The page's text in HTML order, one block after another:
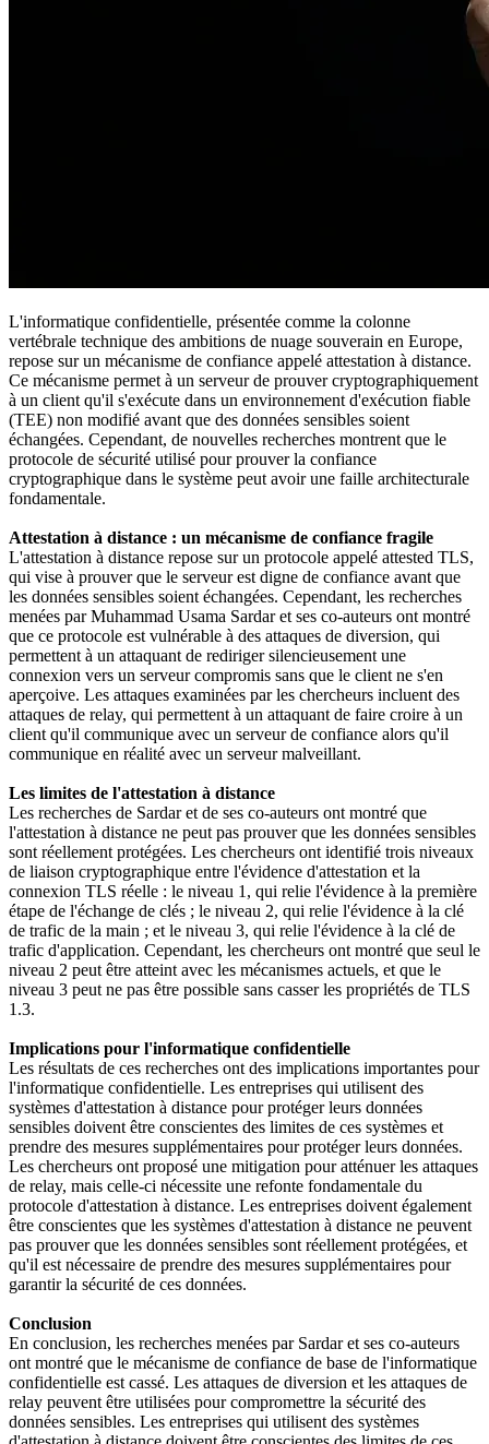
L'informatique confidentielle, présentée comme la colonne
vertébrale technique des ambitions de nuage souverain en Europe,
repose sur un mécanisme de confiance appelé attestation à distance.
Ce mécanisme permet à un serveur de prouver cryptographiquement
à un client qu'il s'exécute dans un environnement d'exécution fiable
(TEE) non modifié avant que des données sensibles soient
échangées. Cependant, de nouvelles recherches montrent que le
protocole de sécurité utilisé pour prouver la confiance
cryptographique dans le système peut avoir une faille architecturale
fondamentale.
Attestation à distance : un mécanisme de confiance fragile
L'attestation à distance repose sur un protocole appelé attested TLS,
qui vise à prouver que le serveur est digne de confiance avant que
les données sensibles soient échangées. Cependant, les recherches
menées par Muhammad Usama Sardar et ses co-auteurs ont montré
que ce protocole est vulnérable à des attaques de diversion, qui
permettent à un attaquant de rediriger silencieusement une
connexion vers un serveur compromis sans que le client ne s'en
aperçoive. Les attaques examinées par les chercheurs incluent des
attaques de relay, qui permettent à un attaquant de faire croire à un
client qu'il communique avec un serveur de confiance alors qu'il
communique en réalité avec un serveur malveillant.
Les limites de l'attestation à distance
Les recherches de Sardar et de ses co-auteurs ont montré que
l'attestation à distance ne peut pas prouver que les données sensibles
sont réellement protégées. Les chercheurs ont identifié trois niveaux
de liaison cryptographique entre l'évidence d'attestation et la
connexion TLS réelle : le niveau 1, qui relie l'évidence à la première
étape de l'échange de clés ; le niveau 2, qui relie l'évidence à la clé
de trafic de la main ; et le niveau 3, qui relie l'évidence à la clé de
trafic d'application. Cependant, les chercheurs ont montré que seul le
niveau 2 peut être atteint avec les mécanismes actuels, et que le
niveau 3 peut ne pas être possible sans casser les propriétés de TLS
1.3.
Implications pour l'informatique confidentielle
Les résultats de ces recherches ont des implications importantes pour
l'informatique confidentielle. Les entreprises qui utilisent des
systèmes d'attestation à distance pour protéger leurs données
sensibles doivent être conscientes des limites de ces systèmes et
prendre des mesures supplémentaires pour protéger leurs données.
Les chercheurs ont proposé une mitigation pour atténuer les attaques
de relay, mais celle-ci nécessite une refonte fondamentale du
protocole d'attestation à distance. Les entreprises doivent également
être conscientes que les systèmes d'attestation à distance ne peuvent
pas prouver que les données sensibles sont réellement protégées, et
qu'il est nécessaire de prendre des mesures supplémentaires pour
garantir la sécurité de ces données.
Conclusion
En conclusion, les recherches menées par Sardar et ses co-auteurs
ont montré que le mécanisme de confiance de base de l'informatique
confidentielle est cassé. Les attaques de diversion et les attaques de
relay peuvent être utilisées pour compromettre la sécurité des
données sensibles. Les entreprises qui utilisent des systèmes